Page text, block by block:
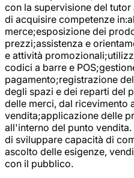
con la supervisione del
di acquisire competenze
merce;esposizione dei
prezzi;assistenza e
e attività
codici a barre e
pagamento;registrazione
degli spazi e dei reparti del
delle merci, dal ricevimento
vendita;applicazione delle
all'interno del punto
di sviluppare capacità di
ascolto delle esigenze,
con il pubblico.